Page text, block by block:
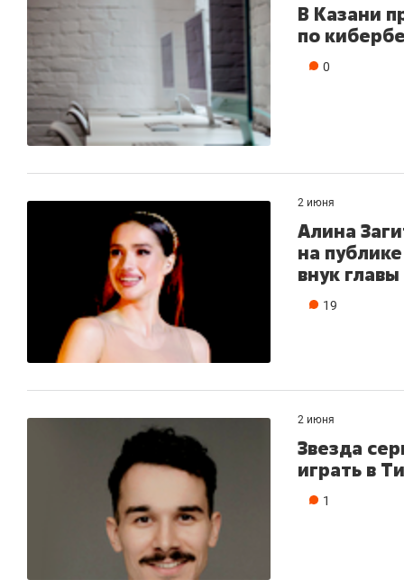
В Казани
по
0
2 июня
Алина
на
внук
19
2 июня
Звезда
играть в
1